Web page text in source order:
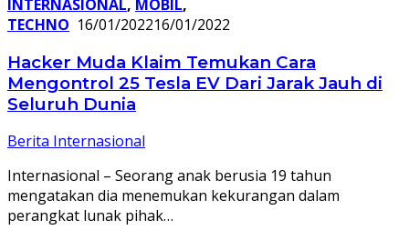
INTERNASIONAL, MOBIL,
TECHNO 16/01/202216/01/2022
Hacker Muda Klaim Temukan Cara
Mengontrol 25 Tesla EV Dari Jarak Jauh di
Seluruh Dunia
Berita Internasional
Internasional – Seorang anak berusia 19 tahun
mengatakan dia menemukan kekurangan dalam
perangkat lunak pihak…